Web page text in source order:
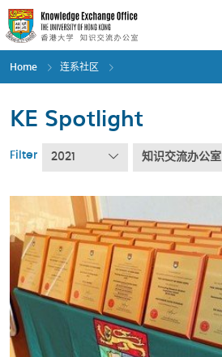
Skip
to
main
content
Home 连系社区
KE Spotlight
Filter 2021 知识交流办公室